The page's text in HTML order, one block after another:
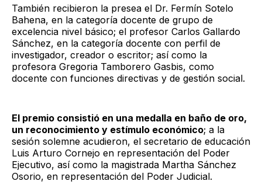
También recibieron la presea el Dr. Fermín Sotelo
Bahena, en la categoría docente de grupo de
excelencia nivel básico; el profesor Carlos Gallardo
Sánchez, en la categoría docente con perfil de
investigador, creador o escritor; así como la
profesora Gregoria Tamborero Gasbis, como
docente con funciones directivas y de gestión social.
El premio consistió en una medalla en baño de oro,
un reconocimiento y estímulo económico; a la
sesión solemne acudieron, el secretario de educación
Luis Arturo Cornejo en representación del Poder
Ejecutivo, así como la magistrada Martha Sánchez
Osorio, en representación del Poder Judicial.